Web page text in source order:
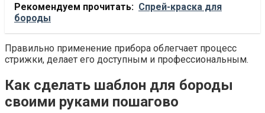
Рекомендуем прочитать: Спрей-краска для
бороды
Правильно применение прибора облегчает процесс
стрижки, делает его доступным и профессиональным.
Как сделать шаблон для бороды
своими руками пошагово